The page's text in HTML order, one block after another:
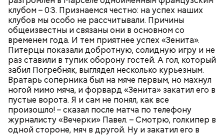
клубом – 0:3. Признаемся честно: на успех наших
клубов мы особо не рассчитывали. Причины
общеизвестны и связаны они в основном со
временем года. И тем приятнее успех «Зенита».
Питерцы показали добротную, солидную игру и не
раз ставили в тупик оборону гостей. А гол, который
забил Погребняк, выглядел несколько курьезным.
Вратарь соперника был на мяче первым, но махнул
ногой мимо мяча, и форвард «Зенита» закатил его в
пустые ворота. Я и сам не понял, как все
произошло! – сказал после матча по телефону
журналисту «Вечерки» Павел. – Смотрю, голкипер в
одной стороне, мяч в другой. Ну и закатил его в